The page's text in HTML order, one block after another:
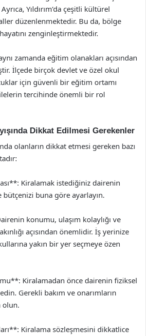
Yıldırım’da çeşitli kültürel
düzenlenmektedir. Bu da, bölge
zenginleştirmektedir.
zamanda eğitim olanakları açısından
İlçede birçok devlet ve özel okul
için güvenli bir eğitim ortamı
tercihinde önemli bir rol
Dikkat Edilmesi Gerekenler
olanların dikkat etmesi gereken bazı
Kiralamak istediğiniz dairenin
bütçenizi buna göre ayarlayın.
konumu, ulaşım kolaylığı ve
açısından önemlidir. İş yerinize
yakın bir yer seçmeye özen
Kiralamadan önce dairenin fiziksel
Gerekli bakım ve onarımların
olun.
Kiralama sözleşmesini dikkatlice